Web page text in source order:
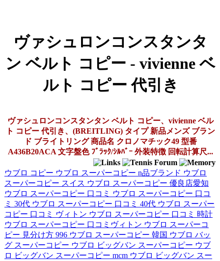
ヴァシュロンコンスタンタ
ン ベルト コピー - vivienne ベ
ルト コピー 代引き
ヴァシュロンコンスタンタン ベルト コピー、vivienne ベル
ト コピー 代引き、(BREITLING) タイプ 新品メンズ ブラン
ド ブライトリング 商品名 クロノマチック49 型番
A436B20ACA 文字盤色 ﾌﾞﾗｯｸ/ｼﾙﾊﾞｰ 外装特徴 回転計算尺...
ウブロ コピー ウブロ スーパーコピー n品ブランド ウブロ
スーパーコピー スイス ウブロ スーパーコピー 優良店愛知
ウブロ スーパーコピー 口コミ
ウブロ スーパーコピー 口コ
ミ 30代 ウブロ スーパーコピー 口コミ 40代 ウブロ スーパー
コピー 口コミ ヴィトン ウブロ スーパーコピー 口コミ 時計
ウブロ スーパーコピー 口コミヴィトン ウブロ スーパーコ
ピー 見分け方 996 ウブロ スーパーコピー 韓国 ウブロ バッ
グ スーパーコピー ウブロ ビッグバン スーパーコピー ウブ
ロ ビッグバン スーパーコピー mcm ウブロ ビッグバン スー